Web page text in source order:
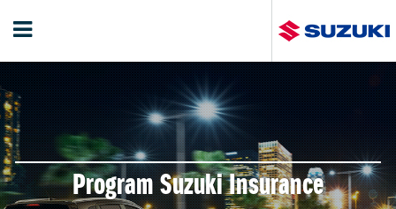
Program Suzuki Insurance